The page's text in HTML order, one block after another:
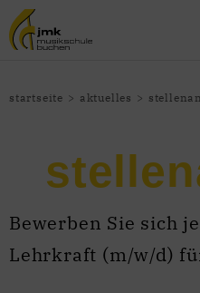
startseite aktuelles
Bewerben Sie sich
Lehrkraft (m/w/d)